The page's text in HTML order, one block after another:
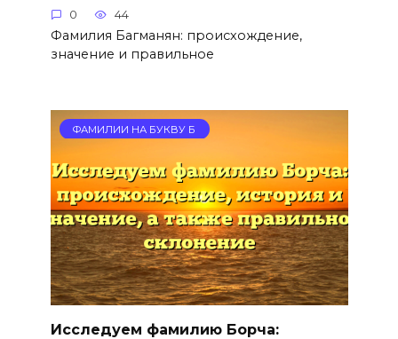
0 44
Фамилия Багманян: происхождение,
значение и правильное
ФАМИЛИИ НА БУКВУ Б
Исследуем фамилию Борча: